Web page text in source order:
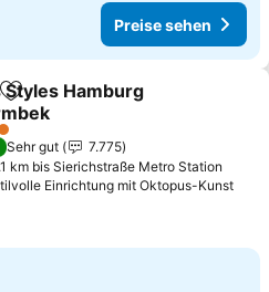
Preise sehen
Zu Favoriten hinzufügen
Styles Hamburg
Sehr gut
7.775
km bis Sierichstraße Metro Station
Einrichtung mit Oktopus-Kunst